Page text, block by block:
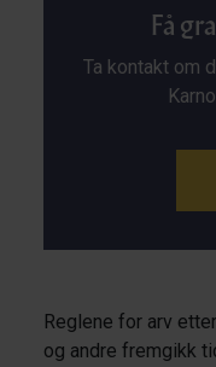
Få
Ta kontakt om
Reglene for arv
og andre fremgikk